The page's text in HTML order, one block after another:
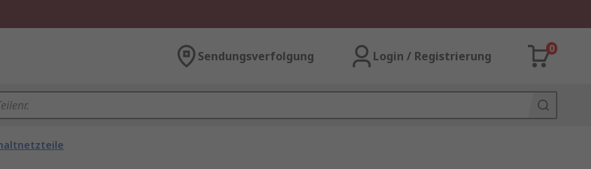
Sendungsverfolgung Login / Registrierung
0